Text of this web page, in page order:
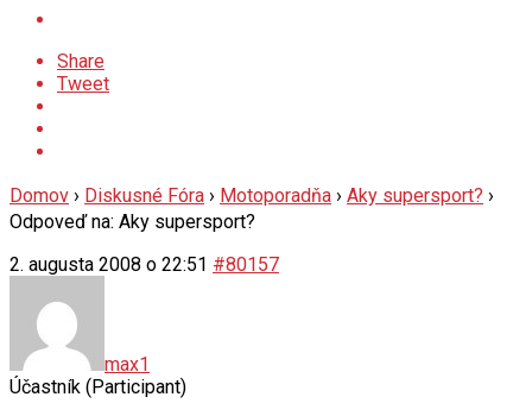
Share
Tweet
Domov › Diskusné Fóra › Motoporadňa › Aky supersport? ›
Odpoveď na: Aky supersport?
2. augusta 2008 o 22:51 #80157
max1
Účastník (Participant)